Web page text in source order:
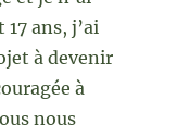
ans, j’ai
à devenir
à
nous